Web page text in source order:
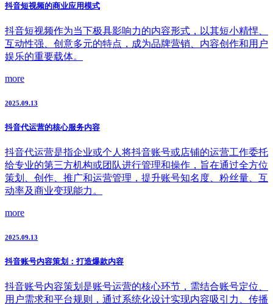
抖音短视频的商业应用模式
抖音短视频作为当下极具影响力的内容形式，以其短小精悍、
互动性强、创意多元的特点，成为品牌营销、内容创作和用户
娱乐的重要载体。
more
2025.09.13
抖音代运营的核心服务内容
抖音代运营是指企业或个人将抖音账号或店铺的运营工作委托
给专业的第三方机构或团队进行管理和操作，旨在通过全方位
策划、创作、推广和运营管理，提升账号知名度、粉丝量、互
动率及商业变现能力。
more
2025.09.13
抖音账号内容策划：打造爆款内容
抖音账号内容策划是账号运营的核心环节，需结合账号定位、
用户需求和平台规则，通过系统化设计实现内容吸引力、传播